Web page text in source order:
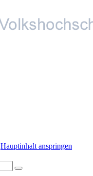
Hauptinhalt anspringen